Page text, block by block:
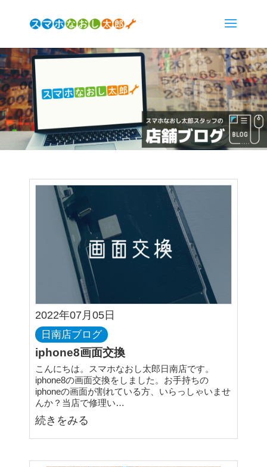
2022年07月05日
日南店ブログ
iphone8画面交換
こんにちは。スマホなおし太郎日南店です。
iphone8の画面交換をしました。お手持ちの
iphoneの画面が割れている方、いらっしゃいませ
んか？当店で修理い…
続きをみる